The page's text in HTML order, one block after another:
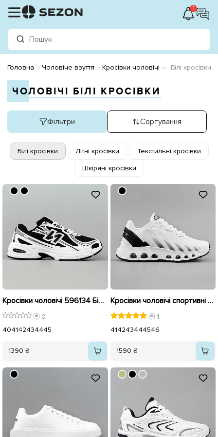
1
Головна Чоловіче взуття Кросівки чоловічі Білі кросівки
ЧОЛОВІЧІ БІЛІ КРОСІВКИ
Фільтри Сортування
Білі кросівки Літні кросівки Текстильні кросівки
Шкіряні кросівки
Кросівки чоловічі 596134 Білий та чорний
0
404142434445
1390 ₴
Кросівки чоловічі спортивні 594879 Білі
1
414243444546
1590 ₴